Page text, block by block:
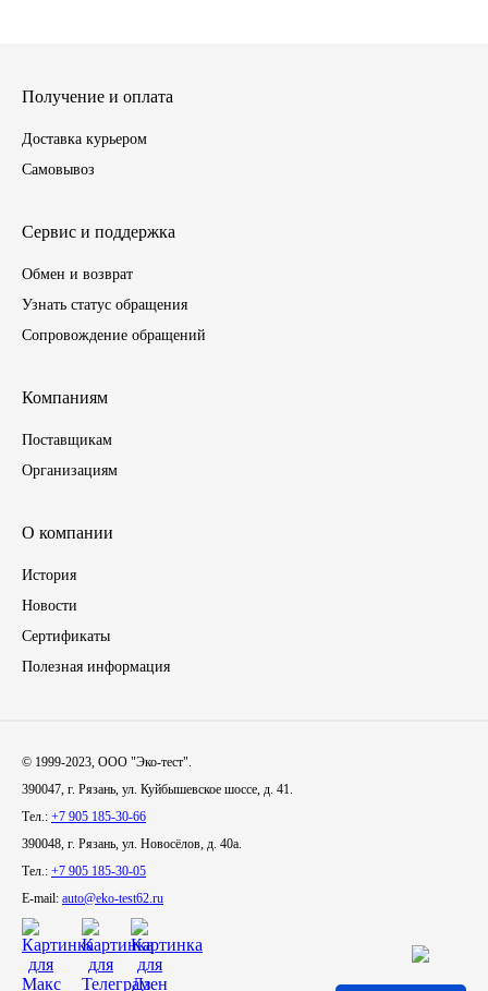
TOTACHI
ЛУКОЙЛ
Новоуфимский НПЗ
РОСНЕФТЬ
North Sea Lubricants
Подшипники
АПП
ЕПК
Получение и оплата
Доставка курьером
Самовывоз
Сервис и поддержка
Обмен и возврат
Узнать статус обращения
Сопровождение обращений
Компаниям
Поставщикам
Организациям
О компании
История
Новости
Сертификаты
Полезная информация
© 1999-2023, ООО "Эко-тест".
390047, г. Рязань, ул. Куйбышевское шоссе, д. 41.
Тел.: +7 905 185-30-66
390048, г. Рязань, ул. Новосёлов, д. 40а.
Тел.: +7 905 185-30-05
E-mail: auto@eko-test62.ru